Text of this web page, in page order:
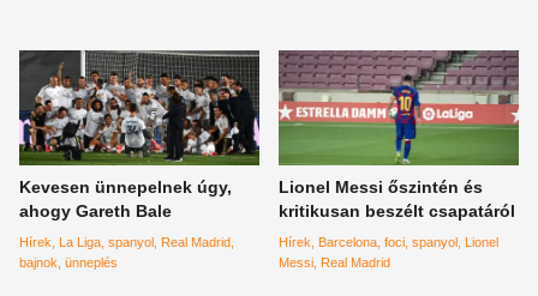
Kevesen ünnepelnek úgy,
ahogy Gareth Bale
Hírek La Liga spanyol Real Madrid
bajnok ünneplés
Lionel Messi őszintén és
kritikusan beszélt csapatáról
Hírek Barcelona foci spanyol Lionel
Messi Real Madrid